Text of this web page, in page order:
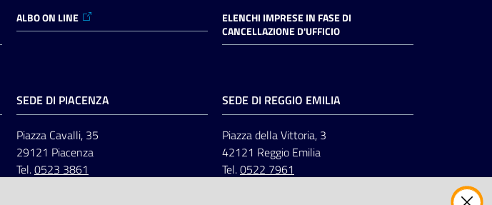
ALBO ON LINE
ELENCHI IMPRESE IN FASE DI
CANCELLAZIONE D'UFFICIO
SEDE DI PIACENZA
Piazza Cavalli, 35
29121 Piacenza
Tel.0523 3861
SEDE DI REGGIO EMILIA
Piazza della Vittoria, 3
42121 Reggio Emilia
Tel.0522 7961